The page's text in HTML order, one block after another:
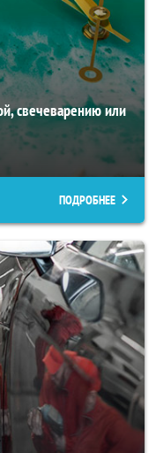
свечеварению или
ПОДРОБНЕЕ